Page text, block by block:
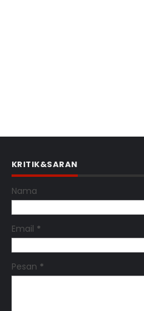
KRITIK&SARAN
Nama
Email *
Pesan *